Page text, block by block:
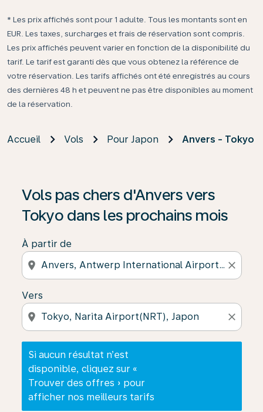
* Les prix affichés sont pour 1 adulte. Tous les montants sont en
EUR. Les taxes, surcharges et frais de réservation sont compris.
Les prix affichés peuvent varier en fonction de la disponibilité du
tarif. Le tarif est garanti dès que vous obtenez la référence de
votre réservation. Les tarifs affichés ont été enregistrés au cours
des dernières 48 h et peuvent ne pas être disponibles au moment
de la réservation.
Accueil Vols Pour Japon Anvers - Tokyo
Vols pas chers d'Anvers vers
Tokyo dans les prochains mois
À partir de
location_on close
Vers
location_on close
Si aucun résultat n’est
disponible, cliquez sur «
Trouver des offres » pour
afficher nos meilleurs tarifs
Si aucun résultat n’est disponible, cliquez sur «